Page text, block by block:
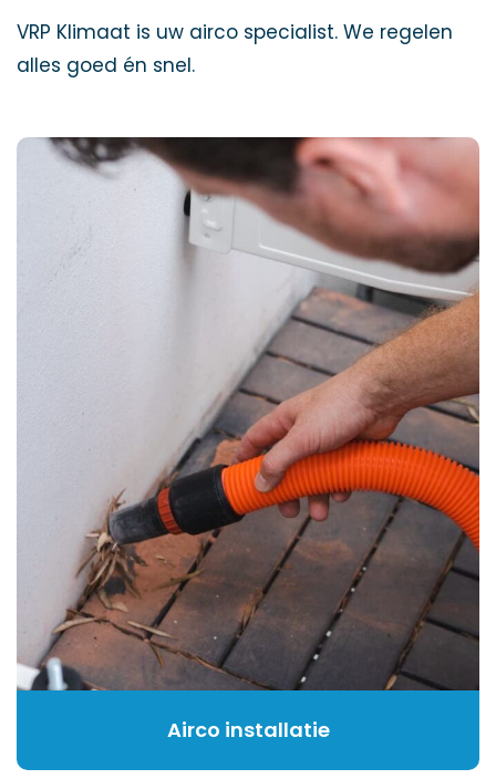
VRP Klimaat is uw airco specialist. We regelen
alles goed én snel.
Airco installatie